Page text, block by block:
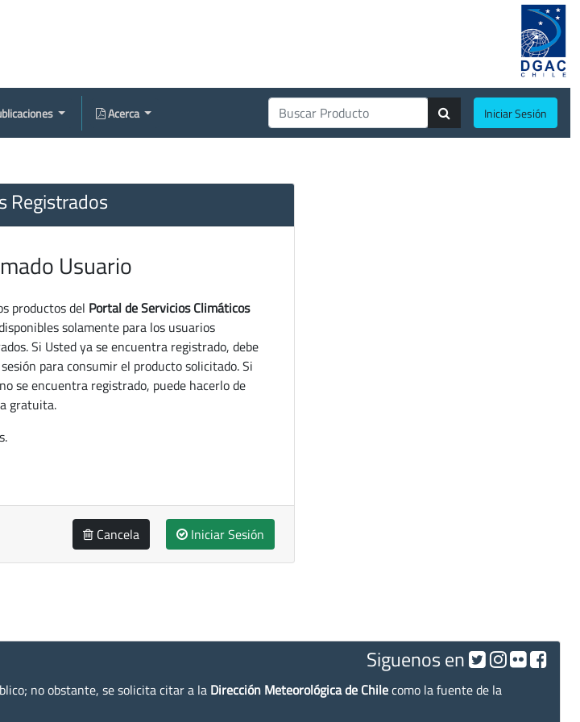
Acerca Iniciar Sesión
Registrados
Usuario
productos del Portal de Servicios Climáticos
solamente para los usuarios
Si Usted ya se encuentra registrado, debe
para consumir el producto solicitado. Si
se encuentra registrado, puede hacerlo de
gratuita.
Cancela Iniciar Sesión
Siguenos en
no obstante, se solicita citar a la Dirección Meteorológica de Chilecomo la fuente de la